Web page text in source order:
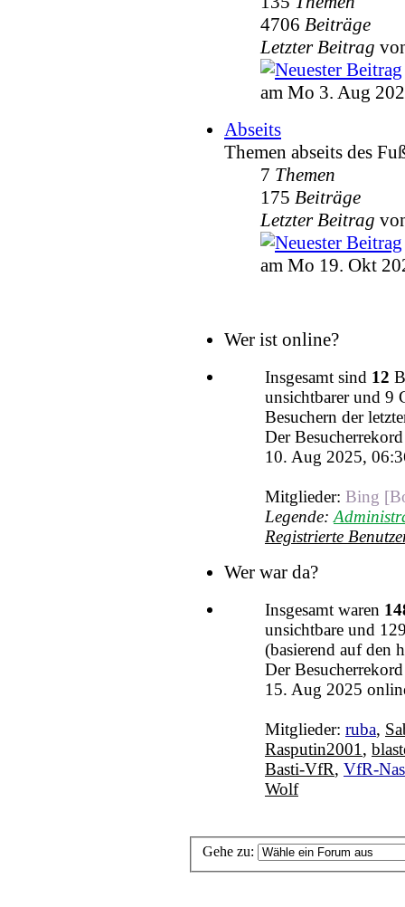
4706 Beiträge
Letzter Beitrag
am Mo 3. Aug
Abseits
Themen abseits des
7 Themen
175 Beiträge
Letzter Beitrag
am Mo 19. Okt
Wer ist online?
Insgesamt sind 12
unsichtbarer und 9
Besuchern der
Der
10. Aug 2025,
Mitglieder: Bing
Legende:
Registrierte
Wer war da?
Insgesamt waren
unsichtbare und
(basierend auf den
Der
15. Aug 2025
Mitglieder: ruba,
Rasputin2001 ,
Basti-VfR, VfR-Nas
Wolf
Gehe zu: